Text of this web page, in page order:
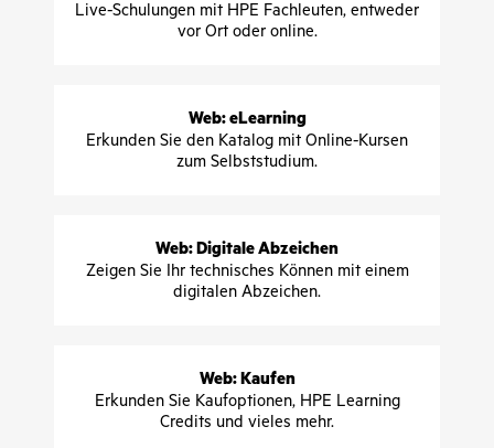
Live-Schulungen mit HPE Fachleuten, entweder
vor Ort oder online.
Web: eLearning
Erkunden Sie den Katalog mit Online-Kursen
zum Selbststudium.
Web: Digitale Abzeichen
Zeigen Sie Ihr technisches Können mit einem
digitalen Abzeichen.
Web: Kaufen
Erkunden Sie Kaufoptionen, HPE Learning
Credits und vieles mehr.